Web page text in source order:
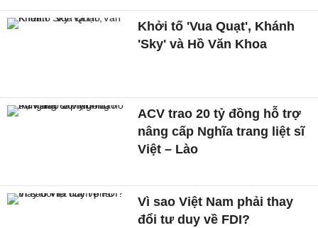
Khởi tố 'Vua Quạt', Khánh
'Sky' và Hồ Văn Khoa
ACV trao 20 tỷ đồng hỗ trợ
nâng cấp Nghĩa trang liệt sĩ
Việt – Lào
Vì sao Việt Nam phải thay
đổi tư duy về FDI?